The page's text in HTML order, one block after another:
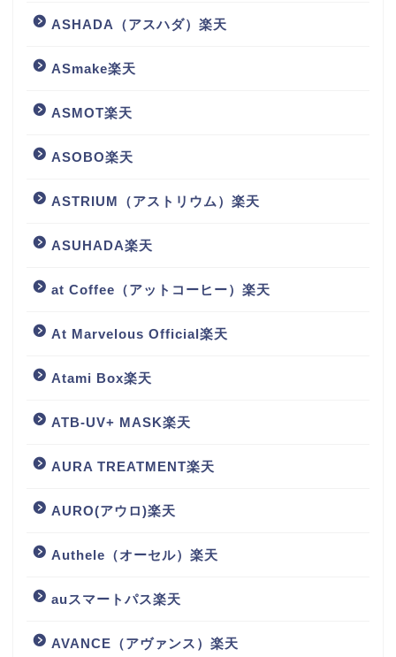
ASHADA（アスハダ）楽天
ASmake楽天
ASMOT楽天
ASOBO楽天
ASTRIUM（アストリウム）楽天
ASUHADA楽天
at Coffee（アットコーヒー）楽天
At Marvelous Official楽天
Atami Box楽天
ATB-UV+ MASK楽天
AURA TREATMENT楽天
AURO(アウロ)楽天
Authele（オーセル）楽天
auスマートパス楽天
AVANCE（アヴァンス）楽天